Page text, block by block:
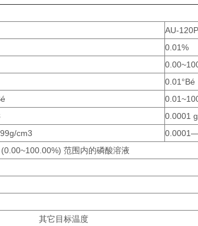
AU-
0.01%
0.01°Bé
0.0001
cm3
范围内的磷酸溶液
标温度